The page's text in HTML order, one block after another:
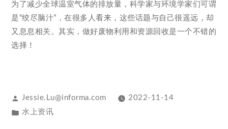
为了减少全球温室气体的排放量，科学家与环境学家们可谓
是“绞尽脑汁”，在很多人看来，这些话题与自己很遥远，却
又息息相关。其实，做好废物利用和资源回收是一个不错的
选择！
Jessie.Lu@informa.com
2022-11-14
水上资讯